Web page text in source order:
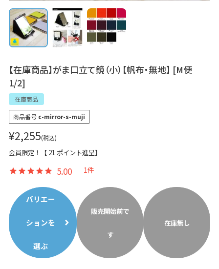
【在庫商品】がま口立て鏡（小）【帆布・無地】 [M便
1/2]
在庫商品
商品番号 c-mirror-s-muji
¥2,255 税込
会員限定！【 21 ポイント進呈】
5.00 1
バリエー
ションを
選ぶ
販売開始前で
す
在庫無し